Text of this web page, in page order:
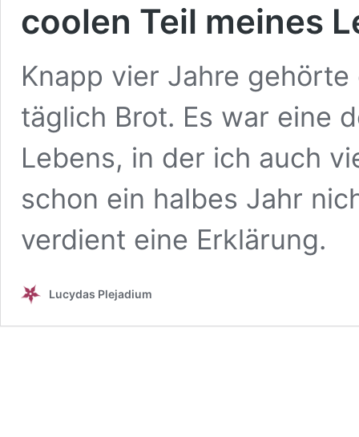
coolen Teil meines
Knapp vier Jahre
täglich Brot. Es war eine
Lebens, in der ich auch
schon ein halbes Jahr
verdient eine Erklärung.
Lucydas Plejadium